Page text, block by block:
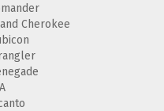
Cherokee